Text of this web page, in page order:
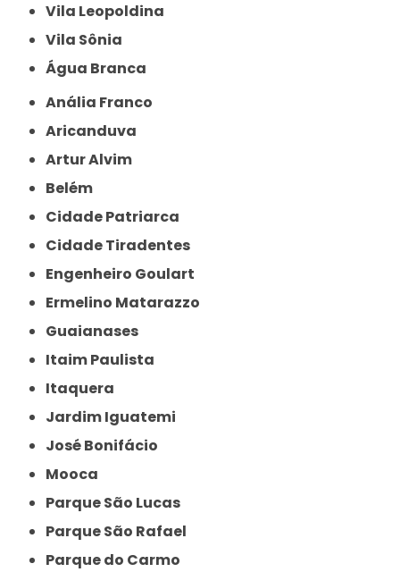
Vila Leopoldina
Vila Sônia
Água Branca
Anália Franco
Aricanduva
Artur Alvim
Belém
Cidade Patriarca
Cidade Tiradentes
Engenheiro Goulart
Ermelino Matarazzo
Guaianases
Itaim Paulista
Itaquera
Jardim Iguatemi
José Bonifácio
Mooca
Parque São Lucas
Parque São Rafael
Parque do Carmo